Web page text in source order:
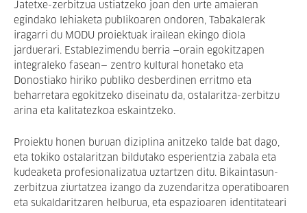
Jatetxe-zerbitzua ustiatzeko joan den urte amaieran
egindako
lehiaketa publikoa ren ondoren, Tabakalerak
iragarri du MODU proiektuak irailean ekingo diola
jarduerari. Establezimendu berria —orain egokitzapen
integraleko fasean— zentro kultural honetako eta
Donostiako hiriko publiko desberdinen erritmo eta
beharretara egokitzeko diseinatu da, ostalaritza-zerbitzu
arina eta kalitatezkoa eskaintzeko.
Proiektu honen buruan diziplina anitzeko talde bat dago,
eta tokiko ostalaritzan bildutako esperientzia zabala eta
kudeaketa profesionalizatua uztartzen ditu. Bikaintasun-
zerbitzua ziurtatzea izango da zuzendaritza operatiboaren
eta sukaldaritzaren helburua, eta espazioaren identitateari